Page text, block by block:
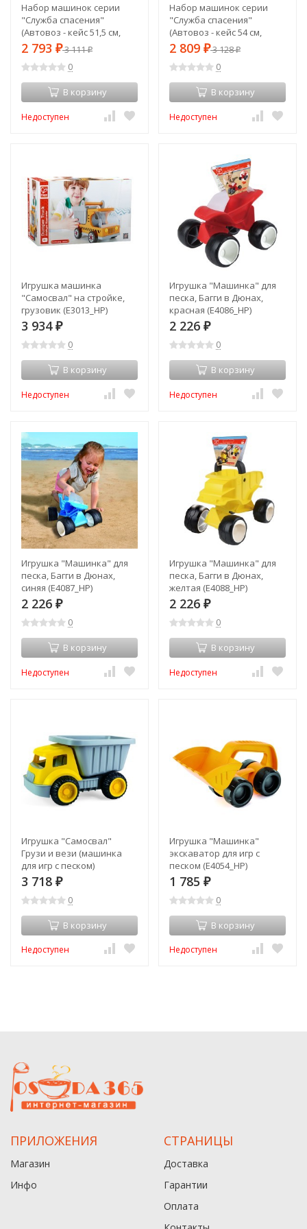
Набор машинок серии
"Служба спасения"
(Автовоз - кейс 51,5 см,
красный, с тоннелем. 4
машинки, 1 автобус, 1
вертолет и 10 дорожных
знаков) (G205-019)
2 793 ₽3 111₽
0
В корзину
Недоступен
Набор машинок серии
"Служба спасения"
(Автовоз - кейс 54 см,
красный, с тоннелем. 4
машинки, 1 автобус, 1
вертолет и 10 дорожных
знаков) (G205-015)
2 809 ₽3 128₽
0
В корзину
Недоступен
Игрушка машинка
"Самосвал" на стройке,
грузовик (E3013_HP)
3 934 ₽
0
В корзину
Недоступен
Игрушка "Машинка" для
песка, Багги в Дюнах,
красная (E4086_HP)
2 226 ₽
0
В корзину
Недоступен
Игрушка "Машинка" для
песка, Багги в Дюнах,
синяя (E4087_HP)
2 226 ₽
0
В корзину
Недоступен
Игрушка "Машинка" для
песка, Багги в Дюнах,
желтая (E4088_HP)
2 226 ₽
0
В корзину
Недоступен
Игрушка "Самосвал"
Грузи и вези (машинка
для игр с песком)
(E4084_HP)
3 718 ₽
0
В корзину
Недоступен
Игрушка "Машинка"
экскаватор для игр с
песком (E4054_HP)
1 785 ₽
0
В корзину
Недоступен
ПРИЛОЖЕНИЯ
Магазин
Инфо
СТРАНИЦЫ
Доставка
Гарантии
Оплата